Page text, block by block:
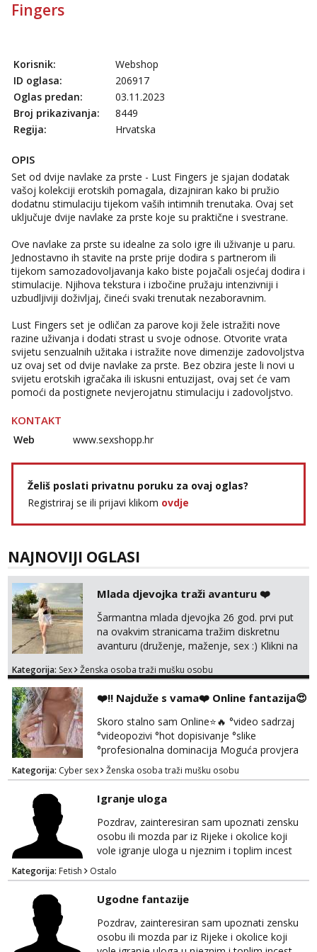
Razgovaram :)
Tel:
tel:0,93€ - mob:1,12€ min
Obavijesti me kada se oslobodi
Razgovaram :)
Tel:064/677-677- Kod: #74
tel:0,93€ - mob:1,12€ min
Obavijesti me kada se oslobodi
Lili
Čekam tvoj poziv!
064/677-677
- Kod: #128
tel:0,93€ - mob:1,12€ min
Zara
Čekam tvoj poziv!
Tel:064/677-677- Kod: #123
tel:0,93€ - mob:1,12€ min
Anđela
tel:0,93€ - mob:1,12€ min
Fingers
Korisnik:
Webshop
ID oglasa:
206917
Oglas predan:
03.11.2023
Broj prikazivanja:
8449
Regija:
Hrvatska
OPIS
Set od dvije navlake za prste - Lust Fingers je sjajan dodatak
vašoj kolekciji erotskih pomagala, dizajniran kako bi pružio
dodatnu stimulaciju tijekom vaših intimnih trenutaka. Ovaj set
uključuje dvije navlake za prste koje su praktične i svestrane.
Ove navlake za prste su idealne za solo igre ili uživanje u paru.
Jednostavno ih stavite na prste prije dodira s partnerom ili
tijekom samozadovoljavanja kako biste pojačali osjećaj dodira i
stimulacije. Njihova tekstura i izbočine pružaju intenzivniji i
uzbudljiviji doživljaj, čineći svaki trenutak nezaboravnim.
Lust Fingers set je odličan za parove koji žele istražiti nove
razine uživanja i dodati strast u svoje odnose. Otvorite vrata
svijetu senzualnih užitaka i istražite nove dimenzije zadovoljstva
uz ovaj set od dvije navlake za prste. Bez obzira jeste li novi u
svijetu erotskih igračaka ili iskusni entuzijast, ovaj set će vam
pomoći da postignete nevjerojatnu stimulaciju i zadovoljstvo.
KONTAKT
Web www.sexshopp.hr
Želiš poslati privatnu poruku za ovaj oglas?
Registriraj se ili prijavi klikom ovdje
NAJNOVIJI OGLASI
Mlada djevojka traži avanturu ❤️
Šarmantna mlada djevojka 26 god. prvi put
na ovakvim stranicama tražim diskretnu
avanturu (druženje, maženje, sex :) Klikni na
Kategorija: Sex Ženska osoba traži mušku osobu
❤️‼️ Najduže s vama❤️ Online fantazija😍
Skoro stalno sam Online⭐🔥 °video sadrzaj
°videopozivi °hot dopisivanje °slike
°profesionalna dominacija Moguća provjera
videopozivom, no ako se nakon toga ne
javite, vise vam ju ne radim 😉 100% prava i
diskretna. Probaj me jednom, nećeš moći bez
mene 😜😇 Nemojte me pitati za uzivo, jer to
ne radim. 0998785600 javljanje isključivo
porukom na WhatsApp🩷
Kategorija: Cyber sex Ženska osoba traži mušku osobu
Igranje uloga
Pozdrav, zainteresiran sam upoznati zensku
osobu ili mozda par iz Rijeke i okolice koji
vole igranje uloga u njeznim i toplim incest
pricama, izgled nebitan, bitno je da znas sto
zelis i da se volis zabavljati. Javitese na mail,
viber, wapp ili zovite. Samo ozbiljni, hvala
Kategorija: Fetish Ostalo
Ugodne fantazije
Pozdrav, zainteresiran sam upoznati zensku
osobu ili mozda par iz Rijeke i okolice koji